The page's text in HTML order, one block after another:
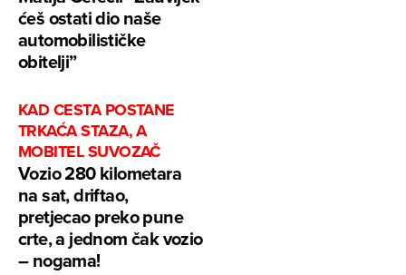
ćeš ostati dio naše
automobilističke
obitelji”
KAD CESTA POSTANE
TRKAĆA STAZA, A
MOBITEL SUVOZAČ
Vozio 280 kilometara
na sat, driftao,
pretjecao preko pune
crte, a jednom čak vozio
– nogama!